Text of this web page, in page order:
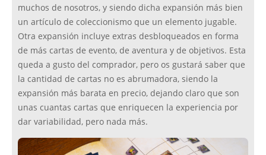
muchos de nosotros, y siendo dicha expansión más bien
un artículo de coleccionismo que un elemento jugable.
Otra expansión incluye extras desbloqueados en forma
de más cartas de evento, de aventura y de objetivos. Esta
queda a gusto del comprador, pero os gustará saber que
la cantidad de cartas no es abrumadora, siendo la
expansión más barata en precio, dejando claro que son
unas cuantas cartas que enriquecen la experiencia por
dar variabilidad, pero nada más.